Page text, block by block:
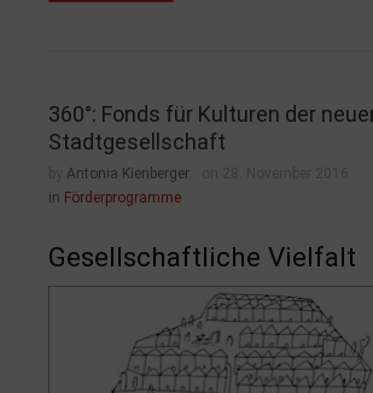
360°: Fonds für Kulturen der
Stadtgesellschaft
Antonia Kienberger
in Förderprogramme
Gesellschaftliche Vielfalt